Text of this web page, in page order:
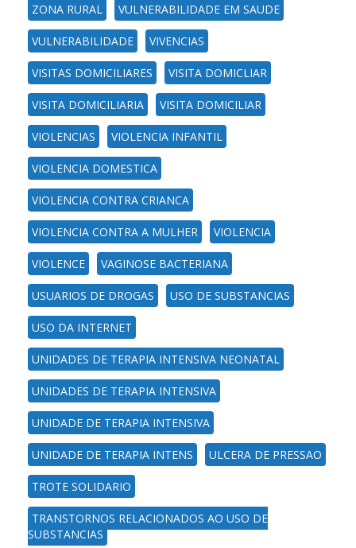
ZONA RURAL VULNERABILIDADE EM SAUDE
VULNERABILIDADE VIVENCIAS
VISITAS DOMICILIARES VISITA DOMICLIAR
VISITA DOMICILIARIA VISITA DOMICILIAR
VIOLENCIAS VIOLENCIA INFANTIL
VIOLENCIA DOMESTICA
VIOLENCIA CONTRA CRIANCA
VIOLENCIA CONTRA A MULHER VIOLENCIA
VIOLENCE VAGINOSE BACTERIANA
USUARIOS DE DROGAS USO DE SUBSTANCIAS
USO DA INTERNET
UNIDADES DE TERAPIA INTENSIVA NEONATAL
UNIDADES DE TERAPIA INTENSIVA
UNIDADE DE TERAPIA INTENSIVA
UNIDADE DE TERAPIA INTENS ULCERA DE PRESSAO
TROTE SOLIDARIO
TRANSTORNOS RELACIONADOS AO USO DE
SUBSTANCIAS